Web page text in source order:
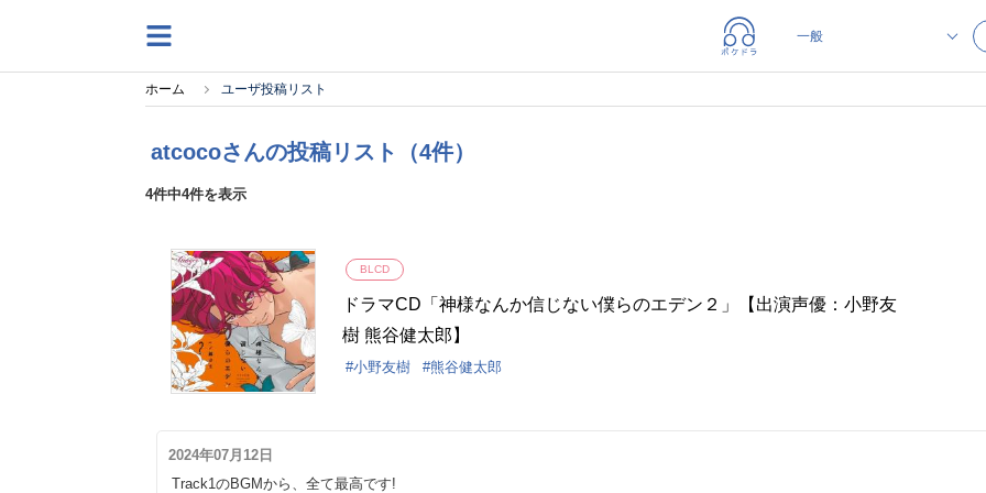
ホーム ユーザ投稿リスト
atcocoさんの投稿リスト（4件）
4件中4件を表示
BLCD
ドラマCD「神様なんか信じない僕らのエデン２」【出演声優：小野友
樹 熊谷健太郎】
小野友樹 熊谷健太郎
2024年07月12日
Track1のBGMから、全て最高です!